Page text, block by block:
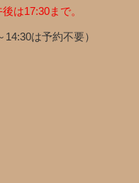
は17:30まで。
14:30は予約不要）